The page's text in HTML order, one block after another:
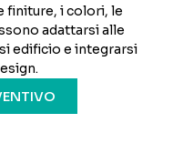
finiture, i colori, le
adattarsi alle
edificio e integrarsi